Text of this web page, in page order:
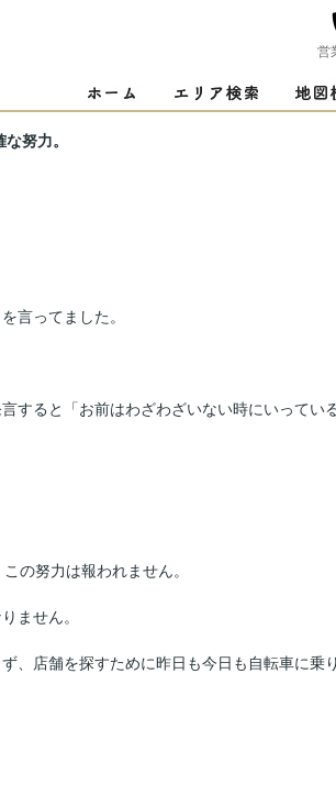
営
な努力。
言ってました。
すると「お前はわざわざいない時にいってい
の努力は報われません。
ません。
、店舗を探すために昨日も今日も自転車に乗